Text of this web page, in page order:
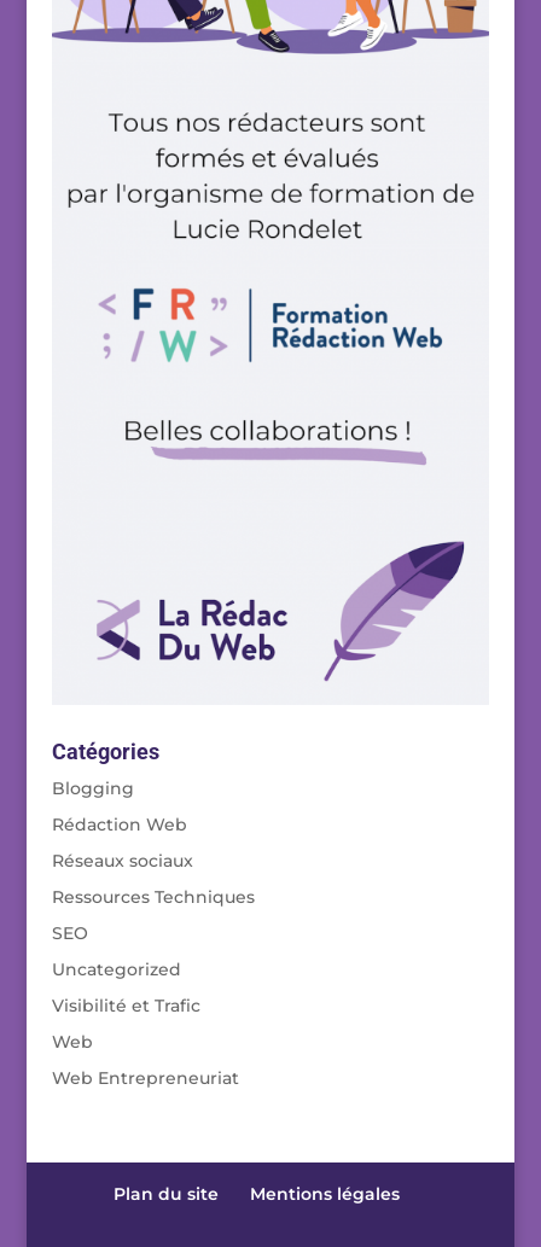
Catégories
Blogging
Rédaction Web
Réseaux sociaux
Ressources Techniques
SEO
Uncategorized
Visibilité et Trafic
Web
Web Entrepreneuriat
Plan du site Mentions légales